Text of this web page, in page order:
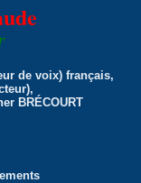
de voix) français,
BRÉCOURT